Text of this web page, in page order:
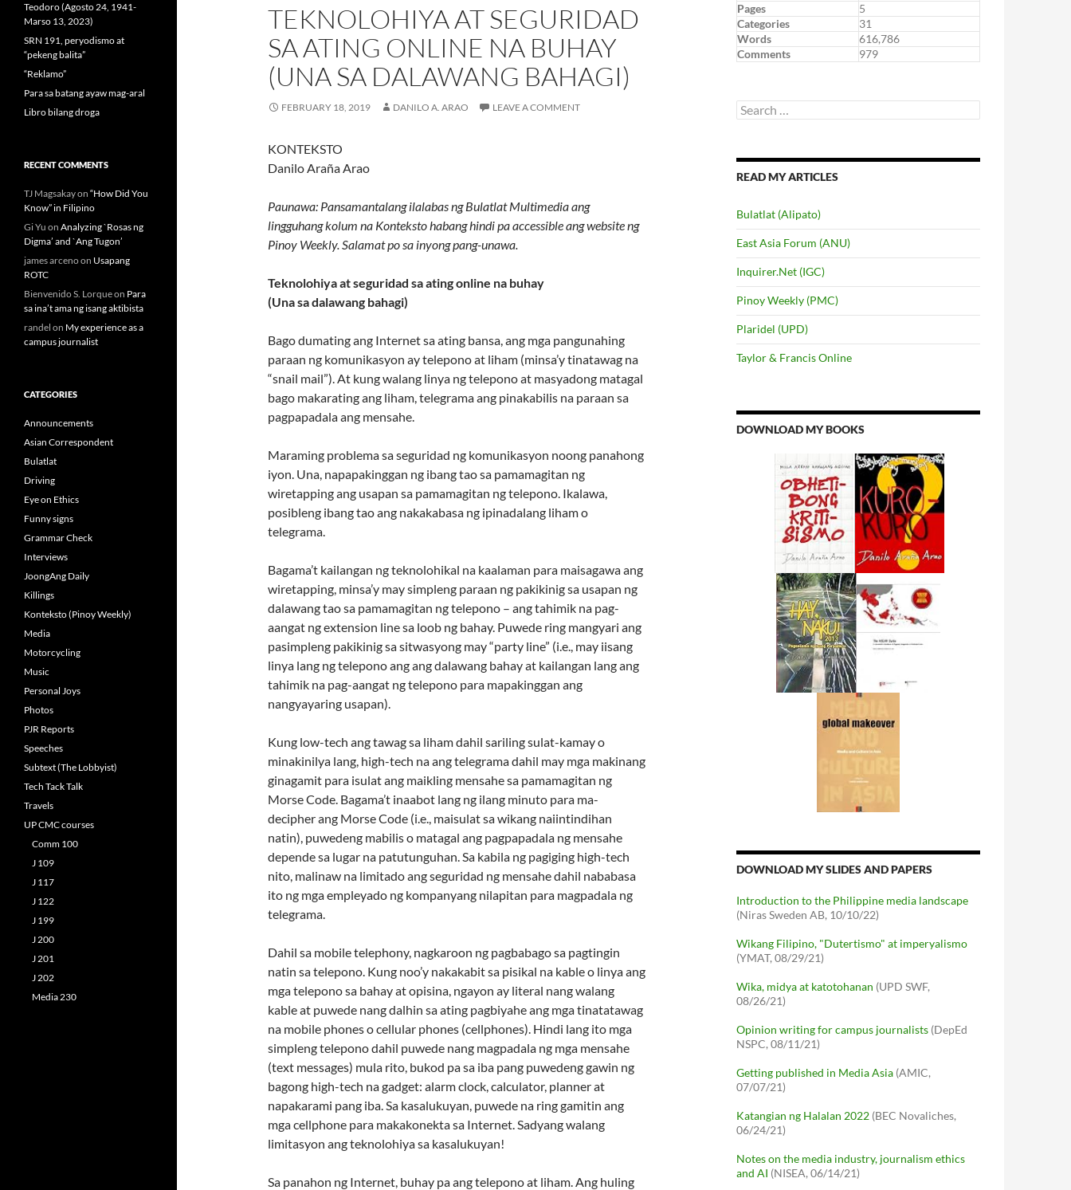
TEKNOLOHIYA AT SEGURIDAD
SA ATING ONLINE NA BUHAY
(UNA SA DALAWANG BAHAGI)
FEBRUARY 18, 2019 DANILO A. ARAO LEAVE A COMMENT
KONTEKSTO
Danilo Araña Arao
Paunawa: Pansamantalang ilalabas ng Bulatlat Multimedia ang
lingguhang kolum na Konteksto habang hindi pa accessible ang website ng
Pinoy Weekly. Salamat po sa inyong pang-unawa.
Teknolohiya at seguridad sa ating online na buhay
(Una sa dalawang bahagi)
Bago dumating ang Internet sa ating bansa, ang mga pangunahing
paraan ng komunikasyon ay telepono at liham (minsa’y tinatawag na
“snail mail”). At kung walang linya ng telepono at masyadong matagal
bago makarating ang liham, telegrama ang pinakabilis na paraan sa
pagpapadala ang mensahe.
Maraming problema sa seguridad ng komunikasyon noong panahong
iyon. Una, napapakinggan ng ibang tao sa pamamagitan ng
wiretapping ang usapan sa pamamagitan ng telepono. Ikalawa,
posibleng ibang tao ang nakakabasa ng ipinadalang liham o
telegrama.
Bagama’t kailangan ng teknolohikal na kaalaman para maisagawa ang
wiretapping, minsa’y may simpleng paraan ng pakikinig sa usapan ng
dalawang tao sa pamamagitan ng telepono – ang tahimik na pag-
aangat ng extension line sa loob ng bahay. Puwede ring mangyari ang
pasimpleng pakikinig sa sitwasyong may “party line” (i.e., may iisang
linya lang ng telepono ang ang dalawang bahay at kailangan lang ang
tahimik na pag-aangat ng telepono para mapakinggan ang
nangyayaring usapan).
Kung low-tech ang tawag sa liham dahil sariling sulat-kamay o
minakinilya lang, high-tech na ang telegrama dahil may mga makinang
ginagamit para isulat ang maikling mensahe sa pamamagitan ng
Morse Code. Bagama’t inaabot lang ng ilang minuto para ma-
decipher ang Morse Code (i.e., maisulat sa wikang naiintindihan
natin), puwedeng mabilis o matagal ang pagpapadala ng mensahe
depende sa lugar na patutunguhan. Sa kabila ng pagiging high-tech
nito, malinaw na limitado ang seguridad ng mensahe dahil nababasa
ito ng mga empleyado ng kompanyang nilapitan para magpadala ng
telegrama.
Dahil sa mobile telephony, nagkaroon ng pagbabago sa pagtingin
natin sa telepono. Kung noo’y nakakabit sa pisikal na kable o linya ang
mga telepono sa bahay at opisina, ngayon ay literal nang walang
kable at puwede nang dalhin sa ating pagbiyahe ang mga tinatatawag
na mobile phones o cellular phones (cellphones). Hindi lang ito mga
simpleng telepono dahil puwede nang magpadala ng mga mensahe
(text messages) mula rito, bukod pa sa iba pang puwedeng gawin ng
bagong high-tech na gadget: alarm clock, calculator, planner at
napakarami pang iba. Sa kasalukuyan, puwede na ring gamitin ang
mga cellphone para makakonekta sa Internet. Sadyang walang
limitasyon ang teknolohiya sa kasalukuyan!
Sa panahon ng Internet, buhay pa ang telepono at liham. Ang huling
Pages
5
Categories
31
Words
616,786
Comments
979
Search
for:
READ MY ARTICLES
Bulatlat (Alipato)
East Asia Forum (ANU)
Inquirer.Net (IGC)
Pinoy Weekly (PMC)
Plaridel (UPD)
Taylor & Francis Online
DOWNLOAD MY BOOKS
DOWNLOAD MY SLIDES AND PAPERS
Introduction to the Philippine media landscape
(Niras Sweden AB, 10/10/22)
Wikang Filipino, "Dutertismo" at imperyalismo
(YMAT, 08/29/21)
Wika, midya at katotohanan (UPD SWF,
08/26/21)
Opinion writing for campus journalists (DepEd
NSPC, 08/11/21)
Getting published in Media Asia (AMIC,
07/07/21)
Katangian ng Halalan 2022 (BEC Novaliches,
06/24/21)
Notes on the media industry, journalism ethics
and AI (NISEA, 06/14/21)
Teodoro (Agosto 24, 1941-
Marso 13, 2023)
SRN 191, peryodismo at
“pekeng balita”
“Reklamo”
Para sa batang ayaw mag-aral
Libro bilang droga
RECENT COMMENTS
TJ Magsakayon “How Did You
Know” in Filipino
Gi Yu on Analyzing `Rosas ng
Digma’ and `Ang Tugon’
james arcenoon Usapang
ROTC
Bienvenido S. Lorqueon Para
sa ina’t ama ng isang aktibista
randel on My experience as a
campus journalist
CATEGORIES
Announcements
Asian Correspondent
Bulatlat
Driving
Eye on Ethics
Funny signs
Grammar Check
Interviews
JoongAng Daily
Killings
Konteksto (Pinoy Weekly)
Media
Motorcycling
Music
Personal Joys
Photos
PJR Reports
Speeches
Subtext (The Lobbyist)
Tech Tack Talk
Travels
UP CMC courses
Comm 100
J 109
J 117
J 122
J 199
J 200
J 201
J 202
Media 230